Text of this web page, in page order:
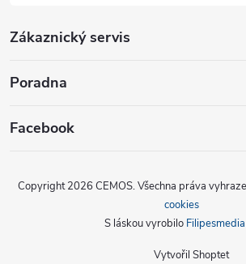
Zákaznický servis
Poradna
Facebook
Vytvořil Shoptet
Copyright 2026 CEMOS. Všechna práva
cookies
S láskou vyrobilo